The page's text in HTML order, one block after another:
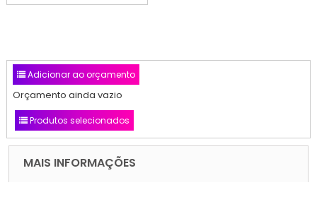
Adicionar ao orçamento
Orçamento ainda vazio
Produtos selecionados
MAIS INFORMAÇÕES